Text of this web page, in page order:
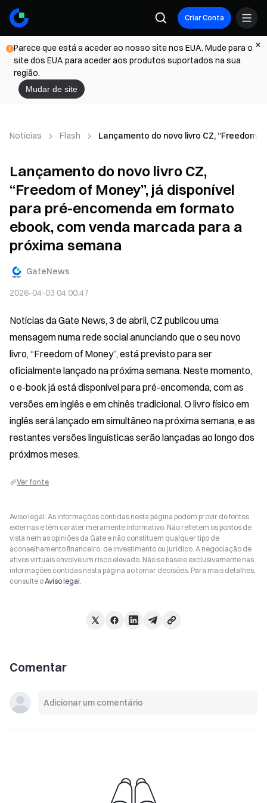
Criar Conta
Parece que está a aceder ao nosso site nos EUA. Mude para o
site dos EUA para aceder aos produtos suportados na sua
região.
Mudar de site
Notícias Flash Lançamento do novo livro CZ, “Freedom
Lançamento do novo livro CZ,
“Freedom of Money”, já disponível
para pré-encomenda em formato
ebook, com venda marcada para a
próxima semana
GateNews
2026-04-03 04:00:47
Notícias da Gate News, 3 de abril, CZ publicou uma
mensagem numa rede social anunciando que o seu novo
livro, “Freedom of Money”, está previsto para ser
oficialmente lançado na próxima semana. Neste momento,
o e-book já está disponível para pré-encomenda, com as
versões em inglês e em chinês tradicional. O livro físico em
inglês será lançado em simultâneo na próxima semana, e as
restantes versões linguísticas serão lançadas ao longo dos
próximos meses.
Ver fonte
Aviso legal: As informações contidas nesta página podem provir de fontes
externas e têm caráter meramente informativo. Não refletem os pontos de
vista nem as opiniões da Gate e não constituem qualquer tipo de
aconselhamento financeiro, de investimento ou jurídico. A negociação de
ativos virtuais envolve um risco elevado. Não se baseie exclusivamente nas
informações contidas nesta página ao tomar decisões. Para mais detalhes,
consulte oAviso legal.
Comentar